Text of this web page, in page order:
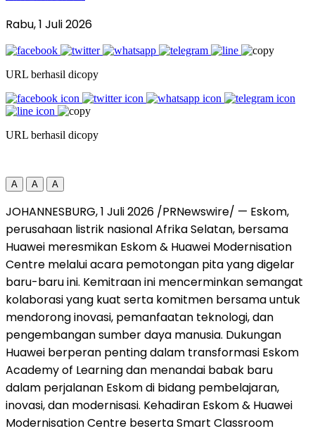
Rabu, 1 Juli 2026
URL berhasil dicopy
URL berhasil dicopy
A A A
JOHANNESBURG, 1 Juli 2026 /PRNewswire/ — Eskom,
perusahaan listrik nasional Afrika Selatan, bersama
Huawei meresmikan Eskom & Huawei Modernisation
Centre melalui acara pemotongan pita yang digelar
baru-baru ini. Kemitraan ini mencerminkan semangat
kolaborasi yang kuat serta komitmen bersama untuk
mendorong inovasi, pemanfaatan teknologi, dan
pengembangan sumber daya manusia. Dukungan
Huawei berperan penting dalam transformasi Eskom
Academy of Learning dan menandai babak baru
dalam perjalanan Eskom di bidang pembelajaran,
inovasi, dan modernisasi. Kehadiran Eskom & Huawei
Modernisation Centre beserta Smart Classroom